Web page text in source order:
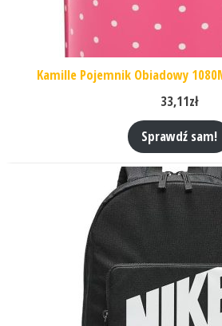
Kamille Pojemnik Obiadowy
33,11zł
Sprawdź sam!